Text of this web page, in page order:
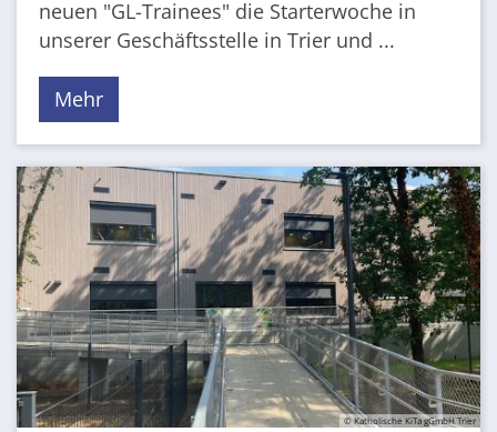
neuen "GL-Trainees" die Starterwoche in
unserer Geschäftsstelle in Trier und ...
Mehr
© Katholische KiTa gGmbH Trier